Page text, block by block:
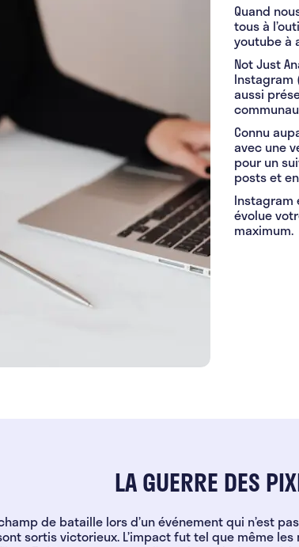
Quand
tous à
youtube à
Not Just
Instagram
aussi
Connu
avec une
pour un
posts et
Instagram
évolue
maximum.
LA GUERRE DES
de bataille lors d’un événement qui n’est
sortis victorieux. L’impact fut tel que même